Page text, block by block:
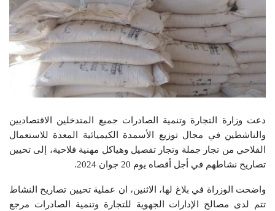
دعت وزارة التجارة وتنمية الصادرات جميع المتدخلين الاقتصاديين
والناشطين في مجال توزيع الأسمدة الكيميائية المعدة للاستعمال
الفلاحي من تجار جملة وتجار تفصيل وهياكل مهنية فلاحية، إلى تحيين
تصاريح نشاطهم في أجل أقصاه يوم 20 جوان 2024.
واضحت الوزراة في بلاغ لها، الاثنين، ان عملية تحيين تصاريح النشاط
تتم لدى مصالح الإدارات الجهوية للتجارة وتنمية الصادرات مرجع